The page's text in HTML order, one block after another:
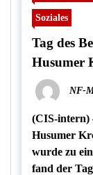
Soziales
Tag des
Husumer
NF-
(CIS-intern)
Husumer
wurde zu
fand der